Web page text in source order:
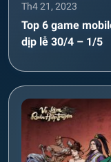
Th4 21, 2023
Top 6 game
dịp lễ 30/4 – 1/5